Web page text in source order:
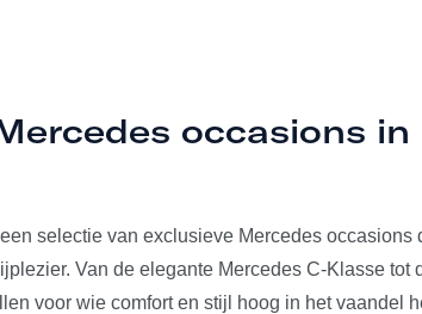
occasions in
selectie van exclusieve Mercedes
Van de elegante Mercedes C-Klasse tot
voor wie comfort en stijl hoog in het vaandel